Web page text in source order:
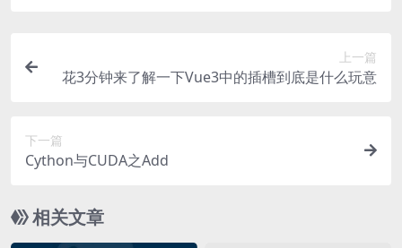
上一篇
花3分钟来了解一下Vue3中的插槽到底是什么玩意
下一篇
Cython与CUDA之Add
相关文章